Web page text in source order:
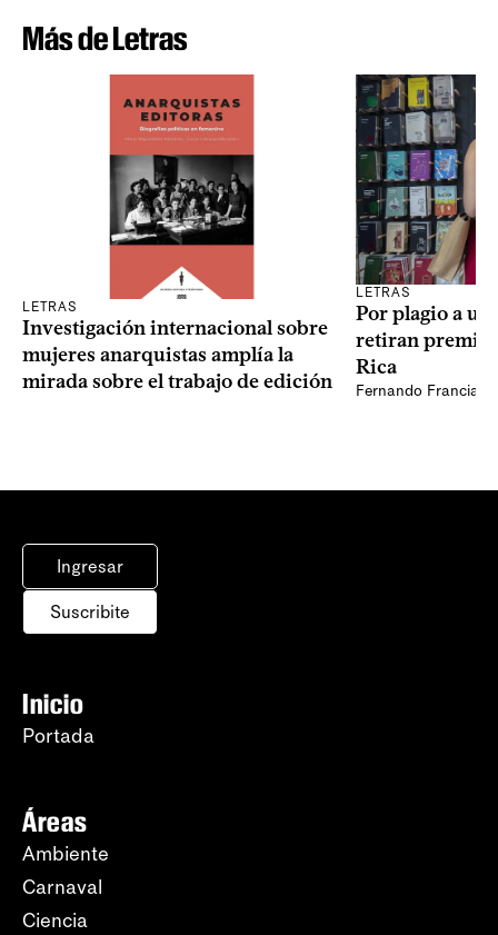
Más de Letras
LETRAS
Investigación internacional sobre
mujeres anarquistas amplía la
mirada sobre el trabajo de edición
LETRAS
Por plagio a
retiran premio
Rica
Fernando Francia,
Ingresar
Suscribite
Inicio
Portada
Áreas
Ambiente
Carnaval
Ciencia